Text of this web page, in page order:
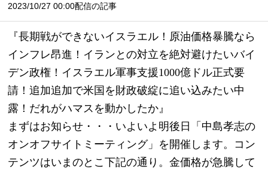
2023/10/27 00:00配信の記事
『長期戦ができないイスラエル！原油価格暴騰なら
インフレ昂進！イランとの対立を絶対避けたいバイ
デン政権！イスラエル軍事支援1000億ドル正式要
請！追加追加で米国を財政破綻に追い込みたい中
露！だれがハマスを動かしたか』
まずはお知らせ・・・いよいよ明後日「中島孝志の
オンオフサイトミーティング」を開催します。コン
テンツはいまのとこ下記の通り。金価格が急騰して